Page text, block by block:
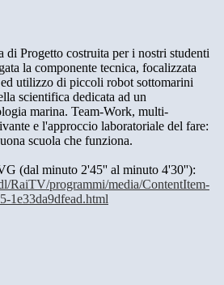
di Progetto costruita per i nostri studenti
la componente tecnica, focalizzata
utilizzo di piccoli robot sottomarini
scientifica dedicata ad un
marina. Team-Work, multi-
e l'approccio laboratoriale del fare:
scuola che funziona.
(dal minuto 2'45'' al minuto 4'30''):
RaiTV/programmi/media/ContentItem-
1e33da9dfead.html